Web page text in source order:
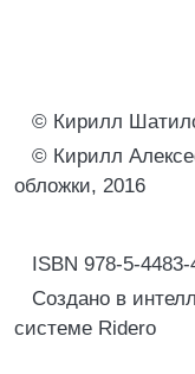
© Кирилл
© Кирилл
обложки, 2016
ISBN 978-5-4483-
Создано в
системе Ridero